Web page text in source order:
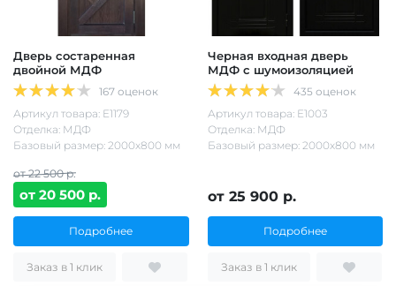
Дверь состаренная
двойной МДФ
167 оценок
Артикул товара: Е1179
Отделка: МДФ
Базовый размер: 2000х800 мм
от 22 500 р.
от 20 500 р.
Подробнее
Заказ в 1 клик
Черная входная дверь
МДФ с шумоизоляцией
435 оценок
Артикул товара: Е1003
Отделка: МДФ
Базовый размер: 2000х800 мм
от 25 900 р.
Подробнее
Заказ в 1 клик